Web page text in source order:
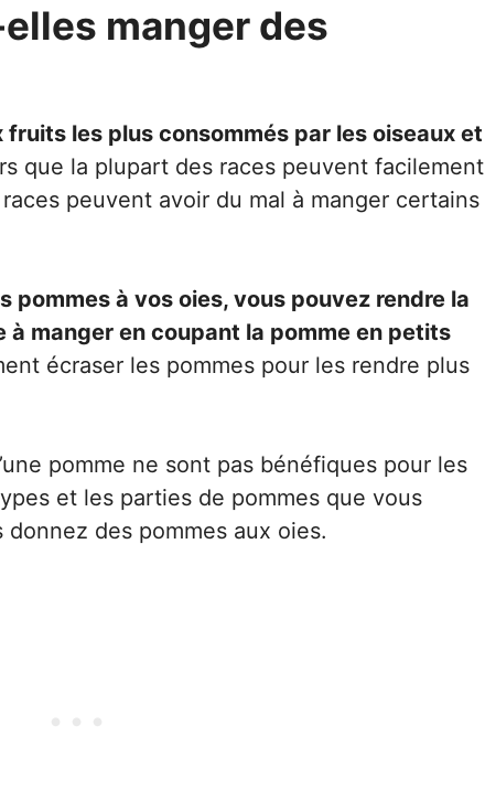
manger des
fruits les plus consommés par les oiseaux et
que la plupart des races peuvent facilement
peuvent avoir du mal à manger certains
pommes à vos oies, vous pouvez rendre la
manger en coupant la pomme en petits
écraser les pommes pour les rendre plus
pomme ne sont pas bénéfiques pour les
et les parties de pommes que vous
des pommes aux oies.